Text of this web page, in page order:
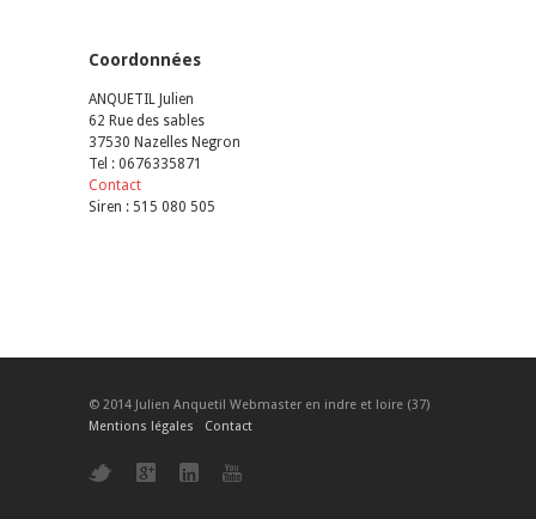
Coordonnées
ANQUETIL Julien
62 Rue des sables
37530 Nazelles Negron
Tel : 0676335871
Contact
Siren : 515 080 505
© 2014 Julien Anquetil Webmaster en indre et loire (37)
Mentions légales
Contact